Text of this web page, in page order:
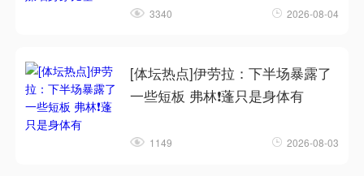
3340 2026-08-04
[体坛热点]伊劳拉：下半场暴露了
一些短板 弗林❗蓬只是身体有
1149 2026-08-03